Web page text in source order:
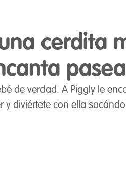
cerdita
de verdad. A Piggly le
y diviértete con ella